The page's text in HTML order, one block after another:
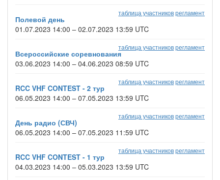
таблица участниковрегламент
Полевой день
01.07.2023 14:00 – 02.07.2023 13:59 UTC
таблица участниковрегламент
Всероссийские соревнования
03.06.2023 14:00 – 04.06.2023 08:59 UTC
таблица участниковрегламент
RCC VHF CONTEST - 2 тур
06.05.2023 14:00 – 07.05.2023 13:59 UTC
таблица участниковрегламент
День радио (СВЧ)
06.05.2023 14:00 – 07.05.2023 11:59 UTC
таблица участниковрегламент
RCC VHF CONTEST - 1 тур
04.03.2023 14:00 – 05.03.2023 13:59 UTC